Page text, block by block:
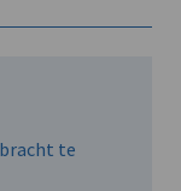
te